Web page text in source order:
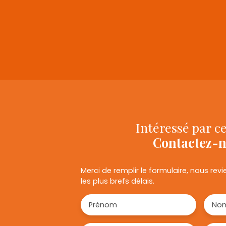
Intéressé par
Contactez-
Merci de remplir le formulaire, nous
les plus brefs délais.
Prénom